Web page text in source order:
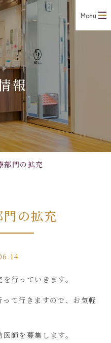
Menu
報
部門の拡充
の拡充
行っていきます。
て行きますので、お気軽
師を募集します。